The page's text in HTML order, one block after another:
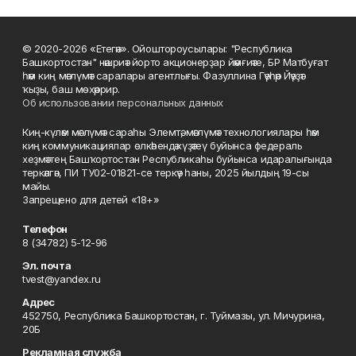
© 2020-2026 «Етегән». Ойоштороусылары: "Республика
Башкортостан" нәшриәт йорто акционерҙар йәмғиәте, БР Матбуғат
һәм киң мәғлүмәт саралары агентлығы. Фазуллина Гәүһәр Йәүҙәт
ҡыҙы, баш мөхәррир.
Об использовании персональных данных
Киң-күләм мәғлүмәт сараһы Элемтә, мәғлүмәт технологиялары һәм
киң коммуникациялар өлкәһендә күҙәтеү буйынса федераль
хеҙмәттең Башҡортостан Республикаһы буйынса идаралығында
теркәлгән, ПИ ТУ02-01821-се теркәү һаны, 2025 йылдың 19-сы
майы.
Запрещено для детей «18+»
Телефон
8 (34782) 5-12-96
Эл. почта
tvest@yandex.ru
Адрес
452750, Республика Башкортостан, г. Туймазы, ул. Мичурина,
20Б
Рекламная служба